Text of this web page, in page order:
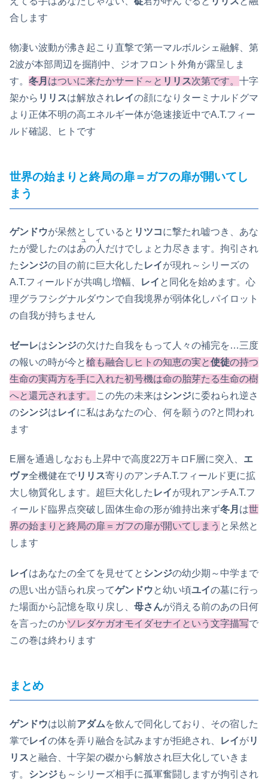
合します
物凄い波動が沸き起こり直撃で第一マルボルシェ融解、第
2波が本部周辺を掘削中、ジオフロント外角が露呈しま
す。 冬月 はついに来たかサード～と リリス次第です。 十字
架から リリスは解放されレイの顔になりターミナルドグマ
より正体不明の高エネルギー体が急速接近中でA.T.フィー
ルド確認、ヒトです
世界の始まりと終局の扉＝ガフの扉が開いてし
まう
ゲンドウが呆然としていると リツコに撃たれ嘘つき、あな
たが愛したのはあの人
ユイ
だけでしょと力尽きます。拘引され
たシンジの目の前に巨大化した レイが現れ～シリーズの
A.T.フィールドが共鳴し増幅、
レイ と同化を始めます。心
理グラフシグナルダウンで自我境界が弱体化しパイロット
の自我が持ちません
ゼーレはシンジの欠けた自我をもって人々の補完を…三度
の報いの時が今と槍も融合しヒトの知恵の実と使徒の持つ
生命の実両方を手に入れた初号機は命の胎芽たる生命の樹
へと還元されます。
この先の未来はシンジに委ねられ逆さ
のシンジはレイに私はあなたの心、何を願うの?と問われ
ます
E層を通過しなおも上昇中で高度22万キロF層に突入、 エ
ヴァ全機健在でリリス寄りのアンチA.T.フィールド更に拡
大し物質化します。超巨大化した レイが現れアンチA.T.フ
ィールド臨界点突破し固体生命の形が維持出来ず冬月 は世
界の始まりと終局の扉＝ガフの扉が開いてしまう と呆然と
します
レイはあなたの全てを見せてと シンジの幼少期～中学まで
の思い出が語られ戻ってゲンドウと幼い頃ユイの墓に行っ
た場面から記憶を取り戻し、 母さんが消える前のあの日何
を言ったのかソレダケガオモイダセナイ という文字描写で
この巻は終わります
まとめ
ゲンドウは以前アダムを飲んで同化しており、その宿した
掌でレイの体を弄り融合を試みますが拒絶され、 レイがリ
リスと融合、十字架の磔から解放され巨大化していきま
す。 シンジも～シリーズ相手に孤軍奮闘しますが拘引され